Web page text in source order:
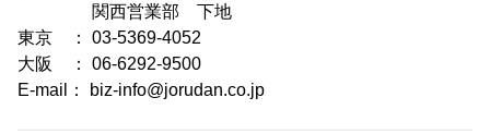
関西営業部 下地
東京 ： 03-5369-4052
大阪 ： 06-6292-9500
E-mail： biz-info@jorudan.co.jp